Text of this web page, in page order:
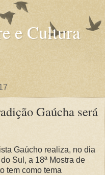
e Cultura
Gaúcha será
Gaúcho realiza, no dia
Sul, a 18ª Mostra de
tem como tema